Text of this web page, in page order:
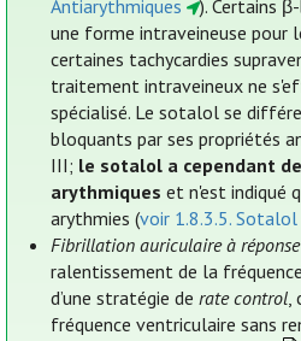
Antiarythmiques
). Certains
une forme intraveineuse pour
certaines tachycardies
traitement intraveineux ne
spécialisé. Le sotalol se
bloquants par ses propriétés
III; le sotalol a cependant
arythmiques et n'est indiqué
arythmies (voir 1.8.3.5. Sotalol
Fibrillation auriculaire à
ralentissement de la
d’une stratégie derate control,
fréquence ventriculaire sans